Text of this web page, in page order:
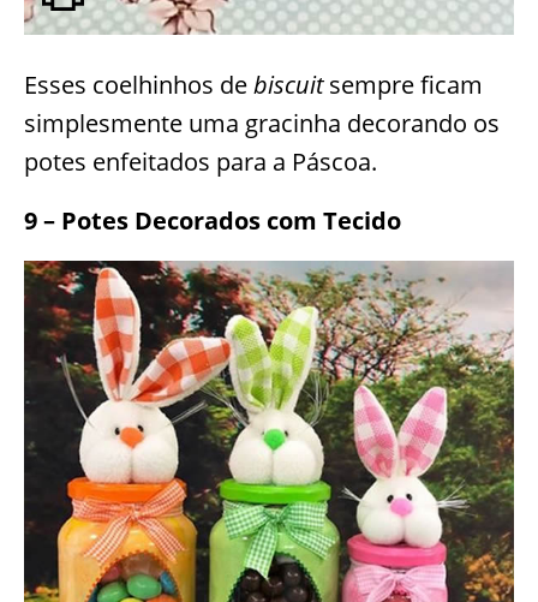
Esses coelhinhos debiscuitsempre ficam
simplesmente uma gracinha decorando os
potes enfeitados para a Páscoa.
9 – Potes Decorados com Tecido